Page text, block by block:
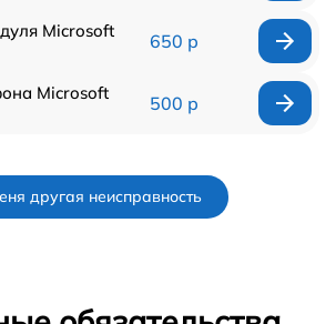
Microsoft
650 р
Microsoft
500 р
другая неисправность